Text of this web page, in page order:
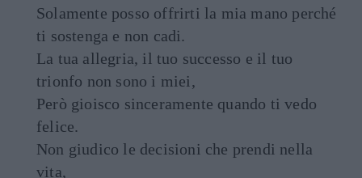
Solamente posso offrirti la mia mano perché
ti sostenga e non cadi.
La tua allegria, il tuo successo e il tuo
trionfo non sono i miei,
Però gioisco sinceramente quando ti vedo
felice.
Non giudico le decisioni che prendi nella
vita,